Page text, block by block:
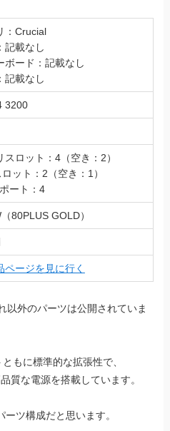
：Crucial
記載なし
ボード：記載なし
記載なし
3200
スロット：4（空き：2）
ット：2（空き：1）
ート：4
80PLUS GOLD）
ージを見に行く
以外のパーツは公開されていま
もに標準的な拡張性で、
質な電源を搭載しています。
ツ構成だと思います。